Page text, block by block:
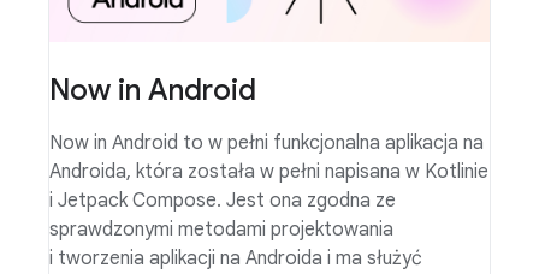
Now in Android
Now in Android to w pełni funkcjonalna aplikacja na
Androida, która została w pełni napisana w Kotlinie
i Jetpack Compose. Jest ona zgodna ze
sprawdzonymi metodami projektowania
i tworzenia aplikacji na Androida i ma służyć